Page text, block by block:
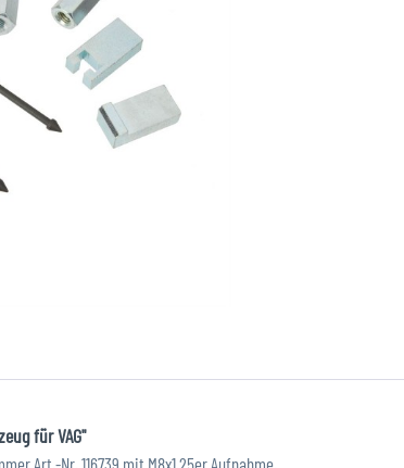
für VAG"
Art.-Nr. 116739 mit M8x1,25er Aufnahme.